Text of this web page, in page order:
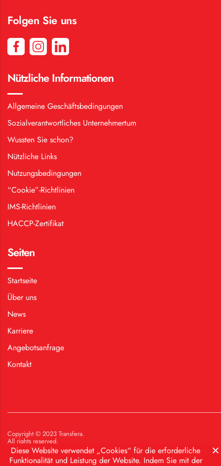
Folgen Sie uns
Nützliche Informationen
Allgemeine Geschäftsbedingungen
Sozialverantwortliches Unternehmertum
Wussten Sie schon?
Nützliche Links
Nutzungsbedingungen
“Cookie”-Richtlinien
IMS-Richtlinien
HACCP-Zertifikat
Seiten
Startseite
Über uns
News
Karriere
Angebotsanfrage
Kontakt
Copyright © 2023 Transfera.
All rights reserved.
Diese Website verwendet „Cookies“ für die erforderliche
Funktionalität und Leistung der Website. Indem Sie mit der